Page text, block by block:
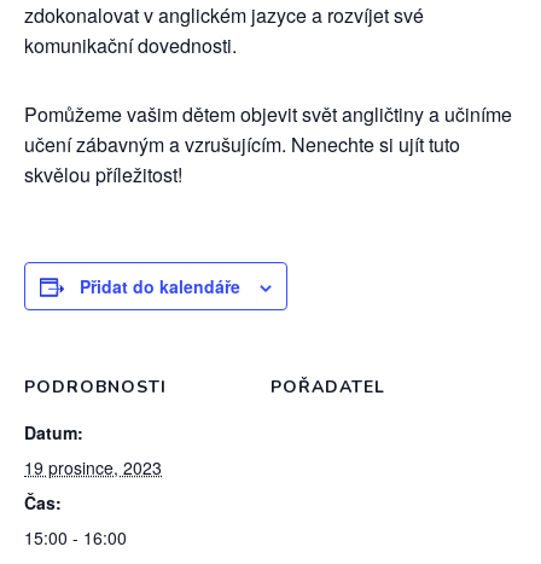
zdokonalovat v anglickém jazyce a rozvíjet své
komunikační dovednosti.
Pomůžeme vašim dětem objevit svět angličtiny a učiníme
učení zábavným a vzrušujícím. Nenechte si ujít tuto
skvělou příležitost!
Přidat do kalendáře
PODROBNOSTI
Datum:
19 prosince, 2023
Čas:
15:00 - 16:00
POŘADATEL